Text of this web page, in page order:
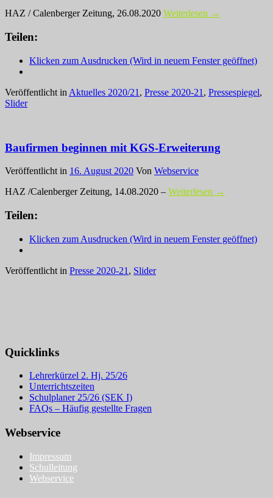
HAZ / Calenberger Zeitung, 26.08.2020 Weiterlesen →
Teilen:
Klicken zum Ausdrucken (Wird in neuem Fenster geöffnet)
Veröffentlicht in Aktuelles 2020/21 , Presse 2020-21 , Pressespiegel,
Slider
Baufirmen beginnen mit KGS-Erweiterung
Veröffentlicht in 16. August 2020 Von Webservice
HAZ /Calenberger Zeitung, 14.08.2020 – Weiterlesen →
Teilen:
Klicken zum Ausdrucken (Wird in neuem Fenster geöffnet)
Veröffentlicht in Presse 2020-21 , Slider
Quicklinks
Lehrerkürzel 2. Hj. 25/26
Unterrichtszeiten
Schulplaner 25/26 (SEK I)
FAQs – Häufig gestellte Fragen
Webservice
Impressum
Schulleitung
Webservice